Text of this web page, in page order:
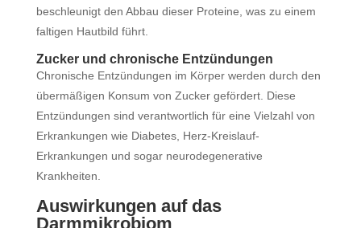
beschleunigt den Abbau dieser Proteine, was zu einem
faltigen Hautbild führt.
Zucker und chronische Entzündungen
Chronische Entzündungen im Körper werden durch den
übermäßigen Konsum von Zucker gefördert. Diese
Entzündungen sind verantwortlich für eine Vielzahl von
Erkrankungen wie Diabetes, Herz-Kreislauf-
Erkrankungen und sogar neurodegenerative
Krankheiten.
Auswirkungen auf das
Darmmikrobiom